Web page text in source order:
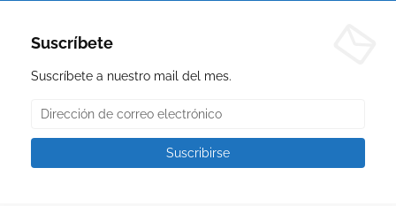
Suscríbete
Suscríbete a nuestro mail del mes.